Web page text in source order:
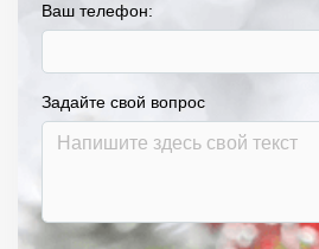
Ваш телефон:
Задайте свой вопрос